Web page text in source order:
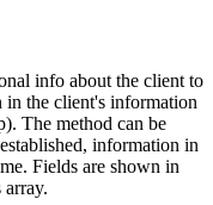
info about the client to
the client's information
The method can be
information in
Fields are shown in
array.